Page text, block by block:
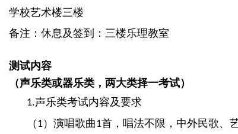
学校艺术楼三楼
备注：休息及签到：三楼乐理教室
测试内容
（声乐类或器乐类，两大类择一考试）
1.声乐类考试内容及要求
（ 1）演唱歌曲1首，唱法不限，中外民歌、